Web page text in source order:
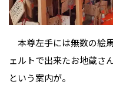
本尊左手には無数の絵
ェルトで出来たお地蔵さ
という案内が。